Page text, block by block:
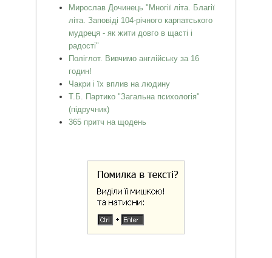
Мирослав Дочинець "Многії літа. Благії
літа. Заповіді 104-річного карпатського
мудреця - як жити довго в щасті і
радості"
Поліглот. Вивчимо англійську за 16
годин!
Чакри і їх вплив на людину
Т.Б. Партико "Загальна психологія"
(підручник)
365 притч на щодень